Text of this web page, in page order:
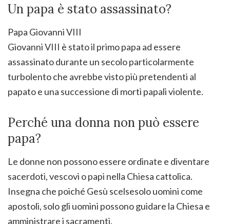
Un papa è stato assassinato?
Papa Giovanni VIII
Giovanni VIII è stato il primo papa ad essere
assassinato durante un secolo particolarmente
turbolento che avrebbe visto più pretendenti al
papato e una successione di morti papali violente.
Perché una donna non può essere
papa?
Le donne non possono essere ordinate e diventare
sacerdoti, vescovi o papi nella Chiesa cattolica.
Insegna che poiché Gesù scelsesolo uomini come
apostoli, solo gli uomini possono guidare la Chiesa e
amministrare i sacramenti.